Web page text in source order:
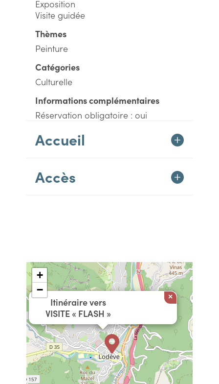
Exposition
Visite guidée
Thèmes
Peinture
Catégories
Culturelle
Informations complémentaires
Réservation obligatoire : oui
Accueil
Accès
Itinéraire vers
VISITE « FLASH »
×
+
−